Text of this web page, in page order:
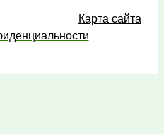
Карта сайта